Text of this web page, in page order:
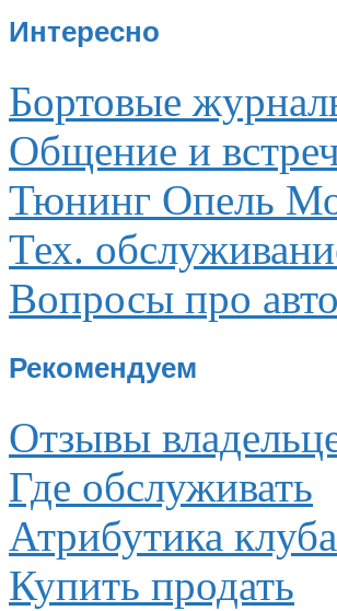
Интересно
Бортовые
Общение и
Тюнинг Опель
Тех.
Вопросы про авто
Рекомендуем
Отзывы
Где обслуживать
Атрибутика клуба
Купить продать